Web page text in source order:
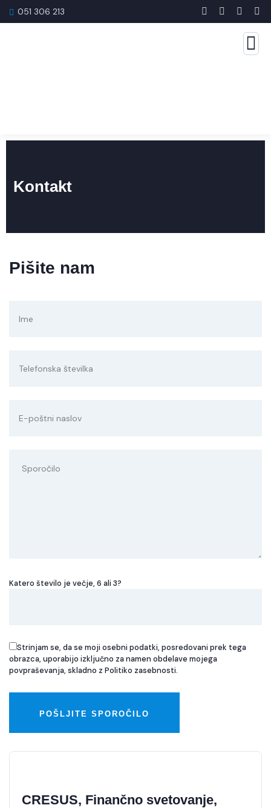
051 306 213
Kontakt
Pišite nam
Katero število je večje, 6 ali 3?
Strinjam se, da se moji osebni podatki, posredovani prek tega
obrazca, uporabijo izključno za namen obdelave mojega
povpraševanja, skladno z Politiko zasebnosti.
CRESUS, Finančno svetovanje,